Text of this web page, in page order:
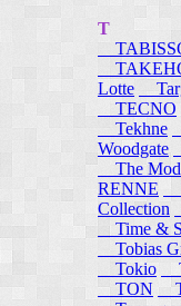
T
Lotte
TECNO
Tekhne
Woodgate
The
RENNE
Collection
Time &
Tobias
Tokio
TON